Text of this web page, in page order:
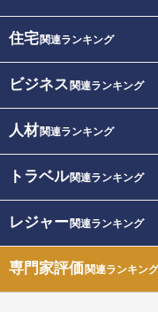
住宅関連ランキング
ビジネス 関連ランキング
人材関連ランキング
トラベル関連ランキング
レジャー関連ランキング
専門家評価関連ランキング